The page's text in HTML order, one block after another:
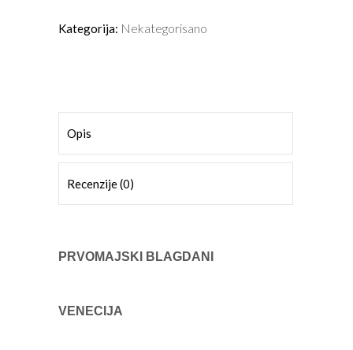
Kategorija: Nekategorisano
Opis
Recenzije (0)
PRVOMAJSKI BLAGDANI
VENECIJA